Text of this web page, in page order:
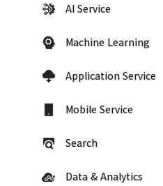
AI Service
Machine Learning
Application Service
Mobile Service
Search
Data & Analytics